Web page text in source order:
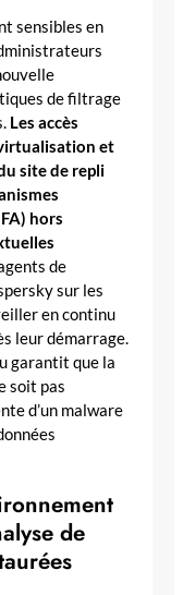
sensibles en
de filtrage
Les accès
et
site de repli
hors
de
sur les
en continu
leur démarrage.
garantit que la
soit pas
d’un malware
de